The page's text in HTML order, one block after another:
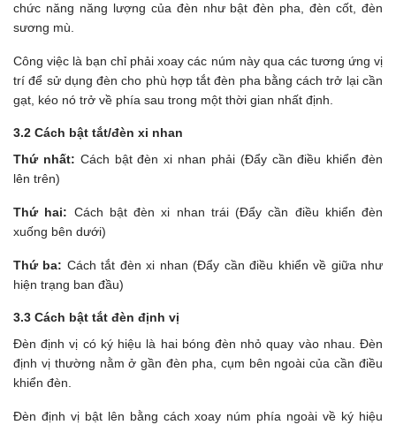
chức năng năng lượng của đèn như bật đèn pha, đèn cốt, đèn
sương mù.
Công việc là bạn chỉ phải xoay các núm này qua các tương ứng vị
trí để sử dụng đèn cho phù hợp tắtđèn pha bằng cách trở lại cần
gạt, kéo nó trở về phía sau trong một thời gian nhất định.
3.2 Cách bật tắt/đèn xi nhan
Thứ nhất: Cách bật đèn xi nhan phải (Đẩy cần điều khiển đèn
lên trên)
Thứ hai: Cách bật đèn xi nhan trái (Đẩy cần điều khiển đèn
xuống bên dưới)
Thứ ba: Cách tắt đèn xi nhan (Đẩy cần điều khiển về giữa như
hiện trạng ban đầu)
3.3 Cách bật tắt đèn định vị
Đèn định vị có ký hiệu là hai bóng đèn nhỏ quay vào nhau. Đèn
định vị thường nằm ở gần đèn pha, cụm bên ngoài của cần điều
khiển đèn.
Đèn định vị bật lên bằng cách xoay núm phía ngoài về ký hiệu